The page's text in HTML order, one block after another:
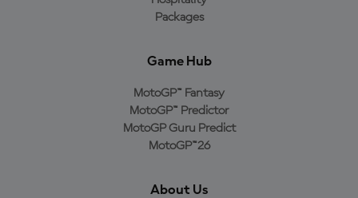
Packages
Game Hub
MotoGP™ Fantasy
MotoGP™ Predictor
MotoGP Guru Predict
MotoGP™26
About Us